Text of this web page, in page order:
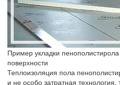
Пример укладки
поверхности
Теплоизоляция пола
и не особо затратная